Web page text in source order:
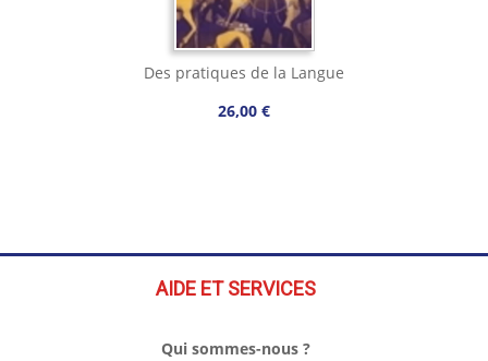
Des pratiques de la Langue
26,00 €
AIDE ET SERVICES
Qui sommes-nous ?